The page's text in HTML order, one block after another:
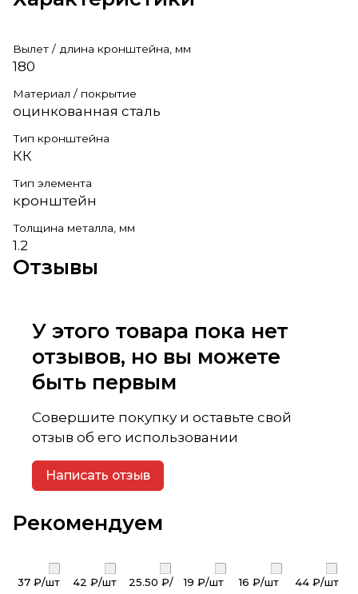
Вылет / длина кронштейна, мм
180
Материал / покрытие
оцинкованная сталь
Тип кронштейна
КК
Тип элемента
кронштейн
Толщина металла, мм
1.2
Отзывы
У этого товара пока нет
отзывов, но вы можете
быть первым
Совершите покупку и оставьте свой
отзыв об его использовании
Написать отзыв
Рекомендуем
37 ₽/шт 42 ₽/шт
25.50 ₽/
19 ₽/шт 16 ₽/шт 44 ₽/шт